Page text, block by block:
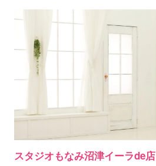
スタジオもなみ沼津イーラde店